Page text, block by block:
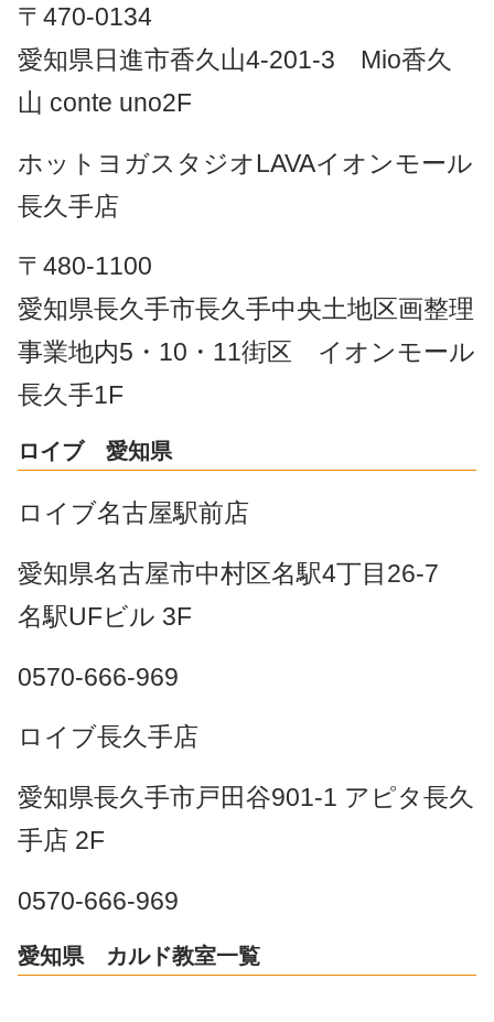
〒470-0134
愛知県日進市香久山4-201-3 Mio香久
山 conte uno2F
ホットヨガスタジオLAVAイオンモール
長久手店
〒480-1100
愛知県長久手市長久手中央土地区画整理
事業地内5・10・11街区 イオンモール
長久手1F
ロイブ 愛知県
ロイブ名古屋駅前店
愛知県名古屋市中村区名駅4丁目26-7
名駅UFビル 3F
0570-666-969
ロイブ長久手店
愛知県長久手市戸田谷901-1 アピタ長久
手店 2F
0570-666-969
愛知県 カルド教室一覧